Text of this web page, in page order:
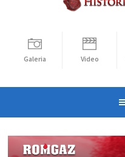
Galeria Video